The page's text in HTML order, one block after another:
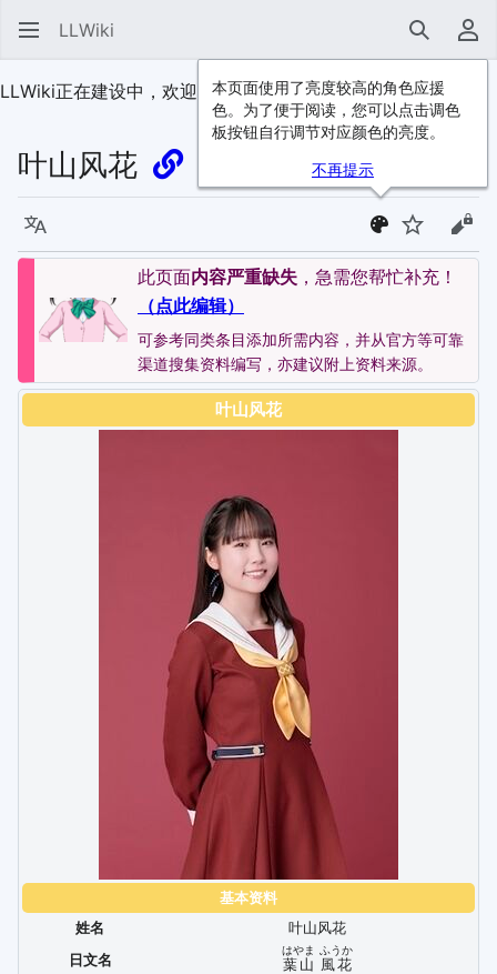
LLWiki 搜索 用
LLWiki正在建设中，欢迎 加入我们！
叶山风花
语言 监视 查
此页面内容严重缺失 ，急需您帮忙补充！
（点此编辑）
可参考同类条目添加所需内容，并从官方等可靠
渠道搜集资料编写，亦建议附上资料来源。
叶山风花
基本资料
姓名
叶山风花
日文名
葉山
はやま
風花
ふうか
本页面使用了亮度较高的角色应援
色。为了便于阅读，您可以点击调色
板按钮自行调节对应颜色的亮度。
不再提示